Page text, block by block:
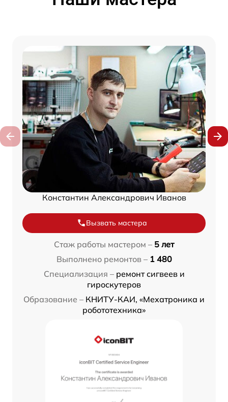
Константин Александрович Иванов
Вызвать мастера
Стаж работы мастером – 5 лет
Выполнено ремонтов – 1 480
Специализация – ремонт сигвеев и
гироскутеров
Образование – КНИТУ-КАИ, «Мехатроника и
робототехника»